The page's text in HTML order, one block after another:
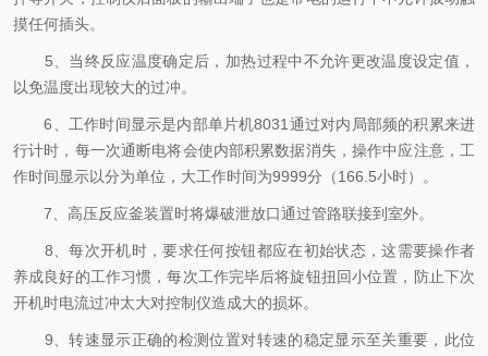
摸任何插头。
5、当终反应温度确定后，加热过程中不允许更改温度设定值，
以免温度出现较大的过冲。
6、工作时间显示是内部单片机8031通过对内局部频的积累来进
行计时，每一次通断电将会使内部积累数据消失，操作中应注意，工
作时间显示以分为单位，大工作时间为9999分（166.5小时）。
7、高压反应釜装置时将爆破泄放口通过管路联接到室外。
8、每次开机时，要求任何按钮都应在初始状态，这需要操作者
养成良好的工作习惯，每次工作完毕后将旋钮扭回小位置，防止下次
开机时电流过冲太大对控制仪造成大的损坏。
9、转速显示正确的检测位置对转速的稳定显示至关重要，此位